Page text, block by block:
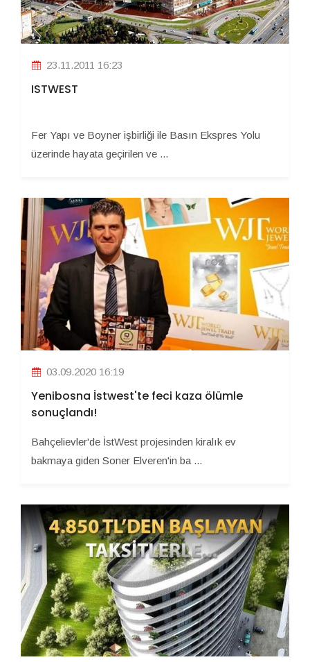
23.11.2011 16:23
ISTWEST
Fer Yapı ve Boyner işbirliği ile Basın Ekspres Yolu
üzerinde hayata geçirilen ve ...
03.09.2020 16:19
Yenibosna İstwest'te feci kaza ölümle
sonuçlandı!
Bahçelievler'de İstWest projesinden kiralık ev
bakmaya giden Soner Elveren'in ba ...